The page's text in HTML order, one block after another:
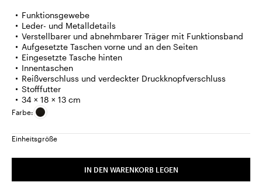
Funktionsgewebe
Leder- und Metalldetails
Verstellbarer und abnehmbarer Träger mit Funktionsband
Aufgesetzte Taschen vorne und an den Seiten
Eingesetzte Tasche hinten
Innentaschen
Reißverschluss und verdeckter Druckknopfverschluss
Stofffutter
34 × 18 × 13 cm
Farbe:
Einheitsgröße
IN DEN WARENKORB LEGEN